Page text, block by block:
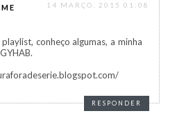
14 MARÇO, 2015 01:08
conheço algumas, a minha
RESPONDER